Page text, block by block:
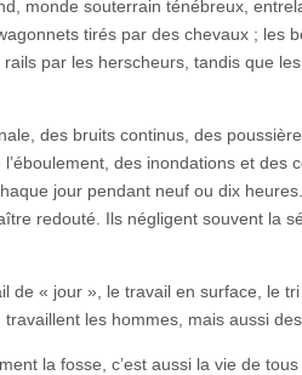
monde souterrain ténébreux,
tirés par des chevaux ; les
par les herscheurs, tandis que
des bruits continus, des
l’éboulement, des inondations et des
jour pendant neuf ou dix
redouté. Ils négligent souvent la
de « jour », le travail en surface, le
les hommes, mais aussi
la fosse, c’est aussi la vie de